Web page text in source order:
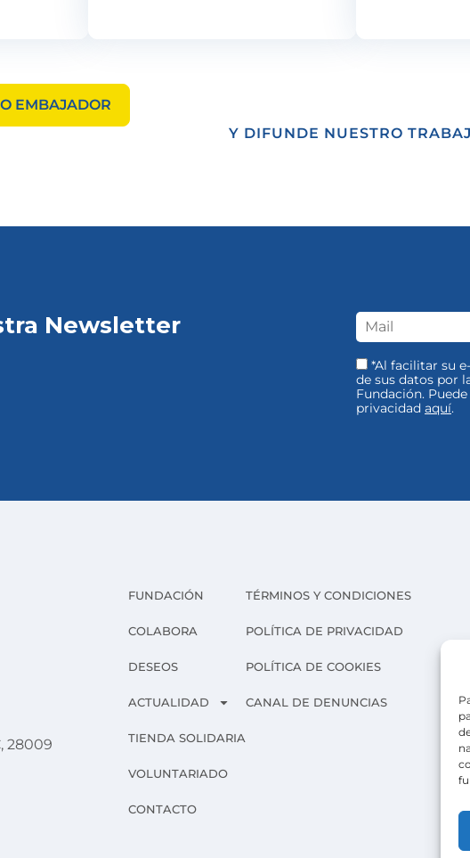
EMBAJADOR
Y DIFUNDE NUESTRO
Newsletter
*Al facilitar su
de sus datos por
Fundación.
privacidad aquí.
28009
FUNDACIÓN
COLABORA
DESEOS
ACTUALIDAD
TIENDA SOLIDARIA
VOLUNTARIADO
CONTACTO
TÉRMINOS Y CONDICIONES
POLÍTICA DE PRIVACIDAD
POLÍTICA DE COOKIES
CANAL DE DENUNCIAS